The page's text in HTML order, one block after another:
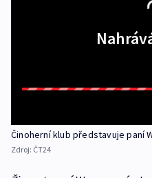
Činoherní klub představuje paní
Zdroj: ČT24